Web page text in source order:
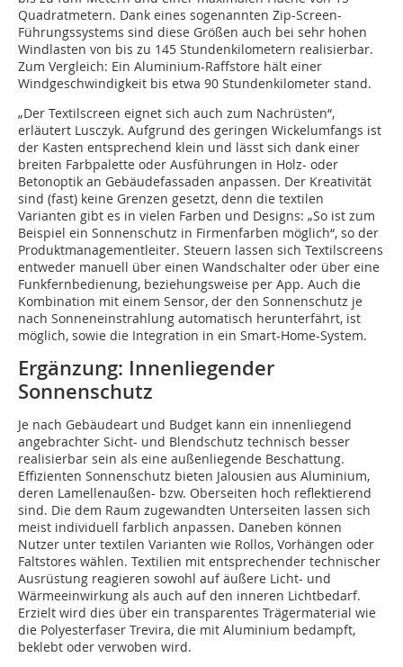
Quadratmetern. Dank eines sogenannten Zip-Screen-
Führungssystems sind diese Größen auch bei sehr hohen
Windlasten von bis zu 145 Stundenkilometern realisierbar.
Zum Vergleich: Ein Aluminium-Raffstore hält einer
Windgeschwindigkeit bis etwa 90 Stundenkilometer stand.
„Der Textilscreen eignet sich auch zum Nachrüsten“,
erläutert Lusczyk. Aufgrund des geringen Wickelumfangs ist
der Kasten entsprechend klein und lässt sich dank einer
breiten Farbpalette oder Ausführungen in Holz- oder
Betonoptik an Gebäudefassaden anpassen. Der Kreativität
sind (fast) keine Grenzen gesetzt, denn die textilen
Varianten gibt es in vielen Farben und Designs: „So ist zum
Beispiel ein Sonnenschutz in Firmenfarben möglich“, so der
Produktmanagementleiter. Steuern lassen sich Textilscreens
entweder manuell über einen Wandschalter oder über eine
Funkfernbedienung, beziehungsweise per App. Auch die
Kombination mit einem Sensor, der den Sonnenschutz je
nach Sonneneinstrahlung automatisch herunterfährt, ist
möglich, sowie die Integration in ein Smart-Home-System.
Ergänzung: Innenliegender
Sonnenschutz
Je nach Gebäudeart und Budget kann ein innenliegend
angebrachter Sicht- und Blendschutz technisch besser
realisierbar sein als eine außenliegende Beschattung.
Effizienten Sonnenschutz bieten Jalousien aus Aluminium,
deren Lamellenaußen- bzw. Oberseiten hoch reflektierend
sind. Die dem Raum zugewandten Unterseiten lassen sich
meist individuell farblich anpassen. Daneben können
Nutzer unter textilen Varianten wie Rollos, Vorhängen oder
Faltstores wählen. Textilien mit entsprechender technischer
Ausrüstung reagieren sowohl auf äußere Licht- und
Wärmeeinwirkung als auch auf den inneren Lichtbedarf.
Erzielt wird dies über ein transparentes Trägermaterial wie
die Polyesterfaser Trevira, die mit Aluminium bedampft,
beklebt oder verwoben wird.